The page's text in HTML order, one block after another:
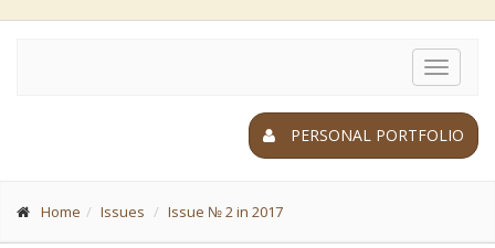
Toggle
PERSONAL PORTFOLIO
Home Issues Issue № 2 in 2017